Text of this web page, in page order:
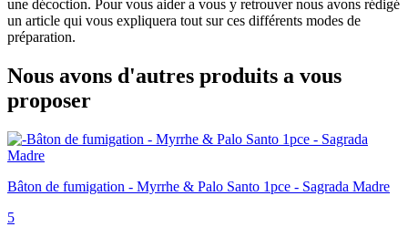
une décoction. Pour vous aider a vous y retrouver nous avons rédigé
un article qui vous expliquera tout sur ces différents modes de
préparation.
Nous avons d'autres produits a vous
proposer
Bâton de fumigation - Myrrhe & Palo Santo 1pce - Sagrada Madre
5